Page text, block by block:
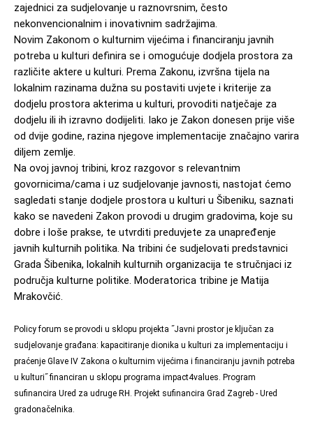
zajednici za sudjelovanje u raznovrsnim, često
nekonvencionalnim i inovativnim sadržajima.
Novim Zakonom o kulturnim vijećima i financiranju javnih
potreba u kulturi definira se i omogućuje dodjela prostora za
različite aktere u kulturi. Prema Zakonu, izvršna tijela na
lokalnim razinama dužna su postaviti uvjete i kriterije za
dodjelu prostora akterima u kulturi, provoditi natječaje za
dodjelu ili ih izravno dodijeliti. Iako je Zakon donesen prije više
od dvije godine, razina njegove implementacije značajno varira
diljem zemlje.
Na ovoj javnoj tribini, kroz razgovor s relevantnim
govornicima/cama i uz sudjelovanje javnosti, nastojat ćemo
sagledati stanje dodjele prostora u kulturi u Šibeniku, saznati
kako se navedeni Zakon provodi u drugim gradovima, koje su
dobre i loše prakse, te utvrditi preduvjete za unapređenje
javnih kulturnih politika. Na tribini će sudjelovati predstavnici
Grada Šibenika, lokalnih kulturnih organizacija te stručnjaci iz
područja kulturne politike. Moderatorica tribine je Matija
Mrakovčić.
Policy forum se provodi u sklopu projekta ˝Javni prostor je ključan za
sudjelovanje građana: kapacitiranje dionika u kulturi za implementaciju i
praćenje Glave IV Zakona o kulturnim vijećima i financiranju javnih potreba
u kulturi˝ financiran u sklopu programa impact4values. Program
sufinancira Ured za udruge RH. Projekt sufinancira Grad Zagreb - Ured
gradonačelnika.